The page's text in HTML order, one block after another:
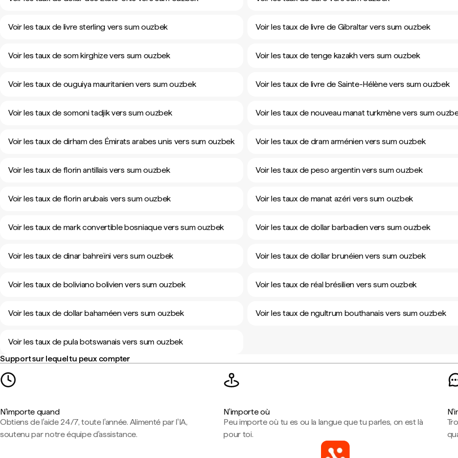
Voir les taux de livre sterling vers sum ouzbek Voir les taux de livre de Gibraltar vers sum ouzbek
Voir les taux de som kirghize vers sum ouzbek Voir les taux de tenge kazakh vers sum ouzbek
Voir les taux de ouguiya mauritanien vers sum ouzbek Voir les taux de livre de Sainte-Hélène vers sum ouzbek
Voir les taux de somoni tadjik vers sum ouzbek Voir les taux de nouveau manat turkmène vers sum
Voir les taux de dirham des Émirats arabes unis vers sum ouzbek Voir les taux de dram arménien vers sum ouzbek
Voir les taux de florin antillais vers sum ouzbek Voir les taux de peso argentin vers sum ouzbek
Voir les taux de florin arubais vers sum ouzbek Voir les taux de manat azéri vers sum ouzbek
Voir les taux de mark convertible bosniaque vers sum ouzbek Voir les taux de dollar barbadien vers sum ouzbek
Voir les taux de dinar bahreïni vers sum ouzbek Voir les taux de dollar brunéien vers sum ouzbek
Voir les taux de boliviano bolivien vers sum ouzbek Voir les taux de réal brésilien vers sum ouzbek
Voir les taux de dollar bahaméen vers sum ouzbek Voir les taux de ngultrum bouthanais vers sum ouzbek
Voir les taux de pula botswanais vers sum ouzbek
Support sur lequel tu peux compter
N'importe quand
Obtiens de l'aide 24/7, toute l'année. Alimenté par l'IA,
soutenu par notre équipe d'assistance.
N'importe où
Peu importe où tu es ou la langue que tu parles, on est là
pour toi.